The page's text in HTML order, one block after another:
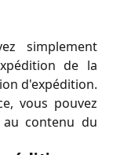
simplement
de la
d'expédition.
vous pouvez
contenu du